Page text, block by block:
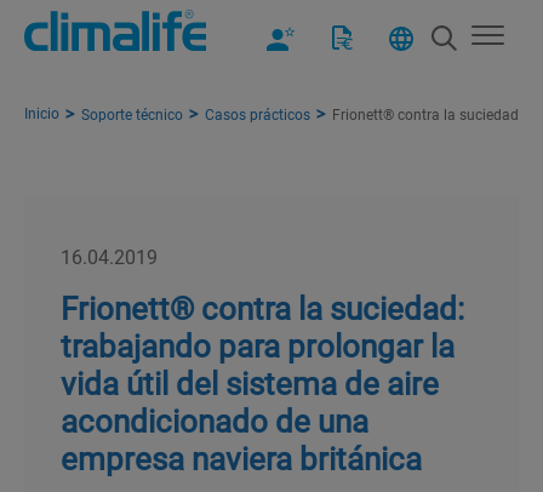
Inicio Soporte técnico Casos prácticos Frionett® contra la suciedad:
16.04.2019
Frionett® contra la suciedad:
trabajando para prolongar la
vida útil del sistema de aire
acondicionado de una
empresa naviera británica